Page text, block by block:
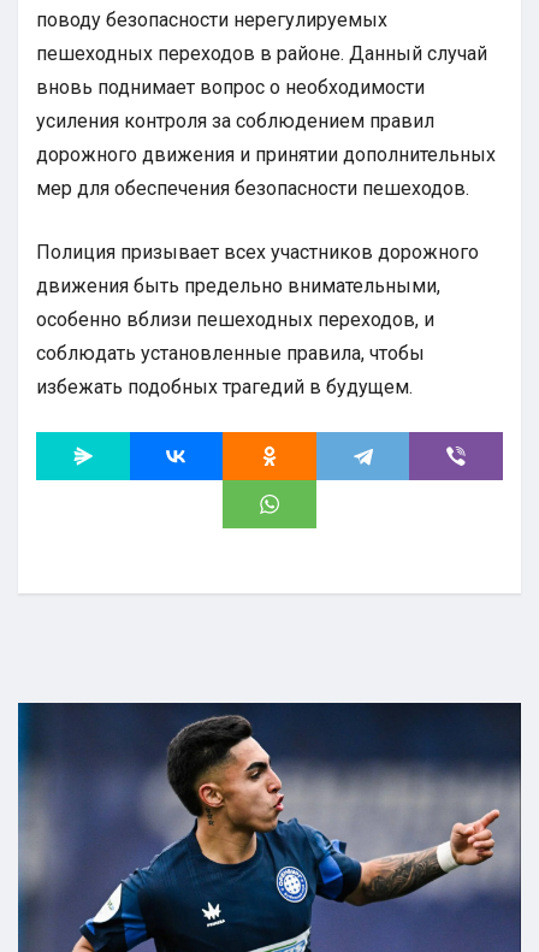
поводу безопасности нерегулируемых
пешеходных переходов в районе. Данный случай
вновь поднимает вопрос о необходимости
усиления контроля за соблюдением правил
дорожного движения и принятии дополнительных
мер для обеспечения безопасности пешеходов.
Полиция призывает всех участников дорожного
движения быть предельно внимательными,
особенно вблизи пешеходных переходов, и
соблюдать установленные правила, чтобы
избежать подобных трагедий в будущем.